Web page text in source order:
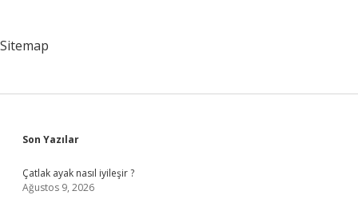
Sitemap
Sidebar
Son Yazılar
Çatlak ayak nasıl iyileşir ?
Ağustos 9, 2026